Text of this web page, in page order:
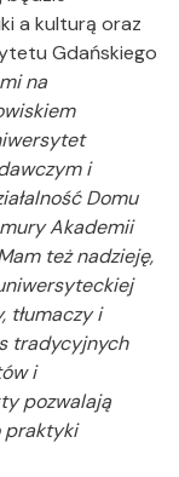
a kulturą oraz
Gdańskiego
na
i
Domu
Akademii
też nadzieję,
tłumaczy i
tradycyjnych
i
pozwalają
praktyki